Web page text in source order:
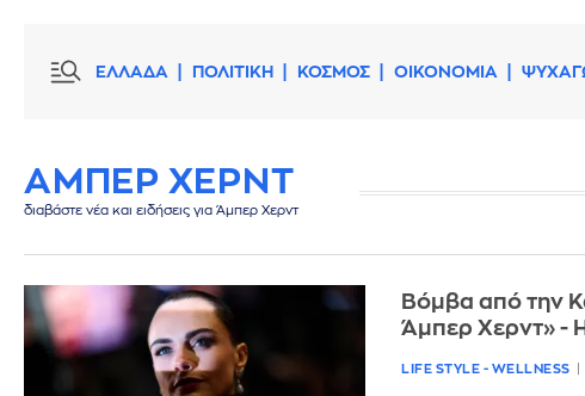
ΕΛΛΑΔΑ ΠΟΛΙΤΙΚΗ ΚΟΣΜΟΣ ΟΙΚΟΝΟΜΙΑ
ΑΜΠΕΡ ΧΕΡΝΤ
διαβάστε νέα και ειδήσεις για Άμπερ Χερντ
Βόμβα από την
Άμπερ Χερντ» -
LIFE STYLE - WELLNESS